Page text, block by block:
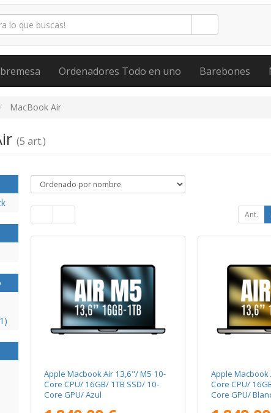
Ordenadores Todo en uno Barebones
MacBook Air
(5 art.)
Ant.
Apple Macbook Air 13,6"/ M5 10-
Core CPU/ 16GB/ 1TB SSD/ 10-
Core GPU/ Azul
Apple
Core CPU/
Core GPU/